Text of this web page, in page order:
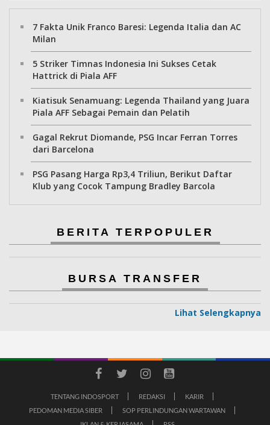
7 Fakta Unik Franco Baresi: Legenda Italia dan AC
Milan
5 Striker Timnas Indonesia Ini Sukses Cetak
Hattrick di Piala AFF
Kiatisuk Senamuang: Legenda Thailand yang Juara
Piala AFF Sebagai Pemain dan Pelatih
Gagal Rekrut Diomande, PSG Incar Ferran Torres
dari Barcelona
PSG Pasang Harga Rp3,4 Triliun, Berikut Daftar
Klub yang Cocok Tampung Bradley Barcola
BERITA TERPOPULER
BURSA TRANSFER
Lihat Selengkapnya
TENTANG INDOSPORT REDAKSI
KARIR
PEDOMAN MEDIA SIBER
SOP PERLINDUNGAN WARTAWAN